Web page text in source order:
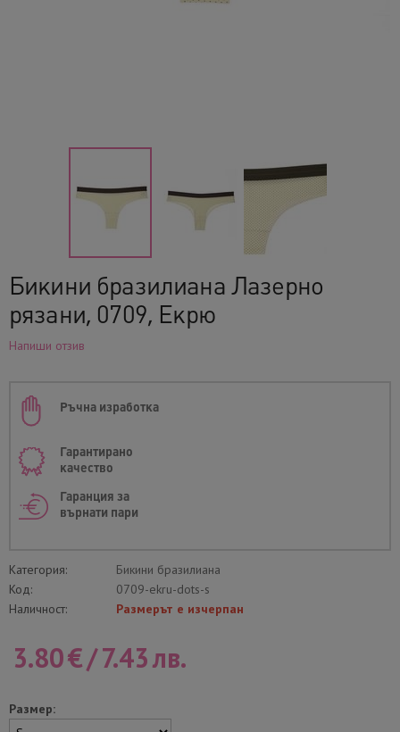
Бикини бразилиана Лазерно
рязани, 0709, Екрю
Напиши отзив
Ръчна изработка
Гарантирано
качество
Гаранция за
върнати пари
Категория:
Бикини бразилиана
Код:
0709-ekru-dots-s
Наличност:
Размерът е изчерпан
3.80€/7.43лв.
Размер: